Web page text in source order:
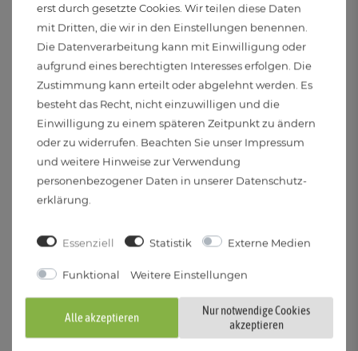
Elektr. Schutzklasse:
Abstrahlwinkel:
Leistung (Pon):
6 Watt
6 kWh/1000h
erst durch gesetzte Cookies. Wir teilen diese Daten
mit Dritten, die wir in den Einstellungen benennen.
Die Datenverarbeitung kann mit Einwilligung oder
aufgrund eines berechtigten Interesses erfolgen. Die
Zustimmung kann erteilt oder abgelehnt werden. Es
besteht das Recht, nicht einzuwilligen und die
Einwilligung zu einem späteren Zeitpunkt zu ändern
oder zu widerrufen. Beachten Sie unser Impressum
und weitere Hinweise zur Verwendung
personenbezogener Daten in unserer Daten­schutz­
erklärung
Essenziell Statistik Externe Medien
Funktional Weitere Einstellungen
Alle akzeptieren
Nur notwendige Cookies
akzeptieren